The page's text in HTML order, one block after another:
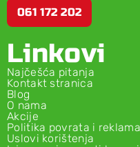
061 172 202
Linkovi
Najčešća pitanja
Kontakt stranica
Blog
O nama
Akcije
Politika povrata i
Uslovi korištenja